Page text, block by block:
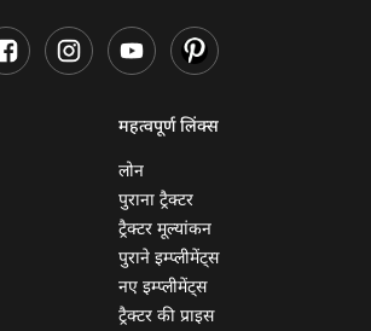
महत्वपूर्ण लिंक्स
लोन
पुराना ट्रैक्टर
ट्रैक्टर मूल्यांकन
पुराने इम्प्लीमेंट्स
नए इम्प्लीमेंट्स
ट्रैक्टर की प्राइस